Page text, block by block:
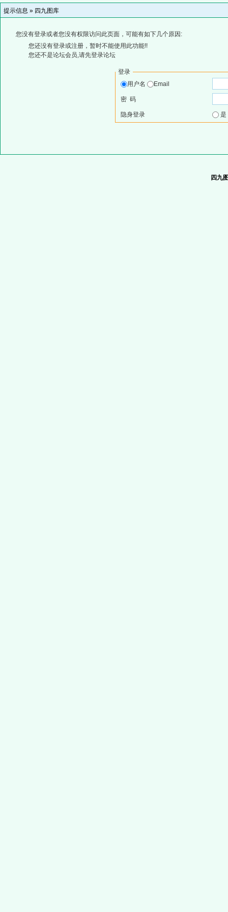
提示信息 » 四九图库
您没有登录或者您没有权限访问此页面，可能有如下几个原因:
您还没有登录或注册，暂时不能使用此功能!!
您还不是论坛会员,请先登录论坛
登录
用户名
Email
密 码
隐身登录
四九